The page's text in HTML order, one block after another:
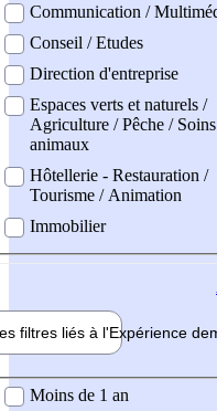
Communication /
Conseil / Etudes
Direction d'entreprise
Espaces verts et naturels /
Agriculture / Pêche /
animaux
Hôtellerie - Restauration /
Tourisme / Animation
Immobilier
filtres liés à l'Expérience
demandée
Moins de 1 an